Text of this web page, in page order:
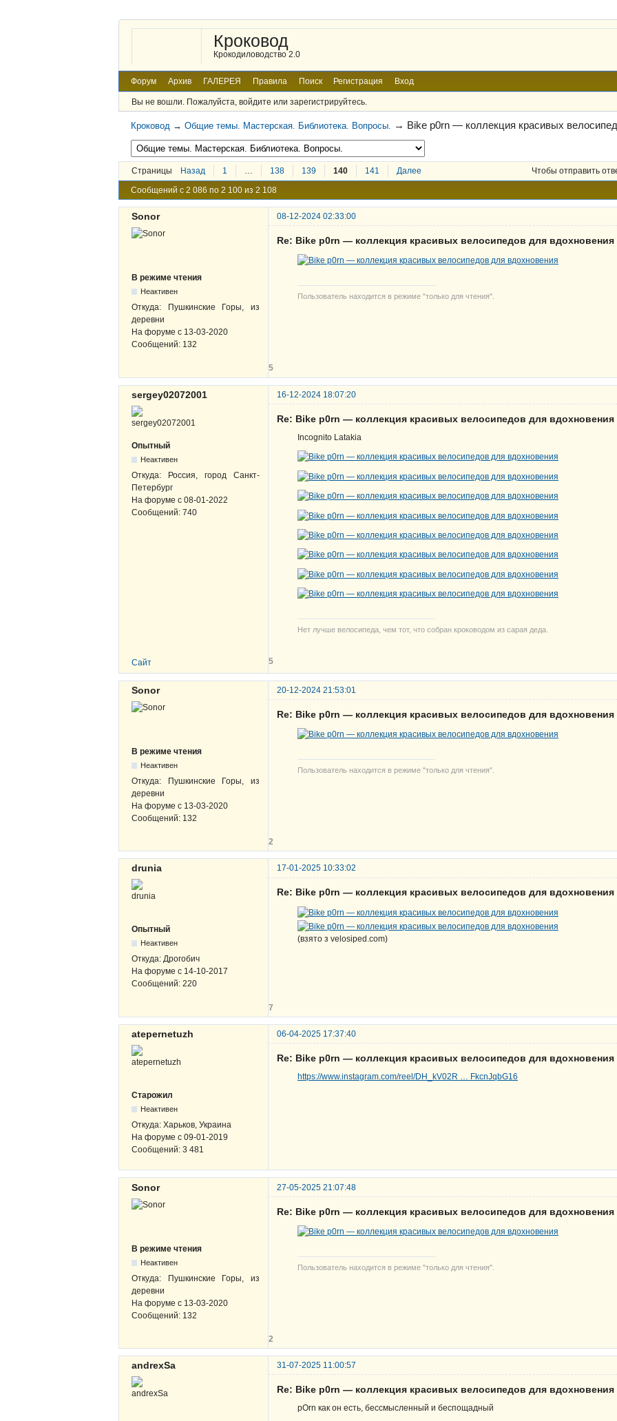
Кроковод
Крокодиловодство 2.0
Форум Архив ГАЛЕРЕЯ Правила Поиск Регистрация Вход
Вы не вошли. Пожалуйста, войдите или зарегистрируйтесь.
Кроковод →Общие темы. Мастерская. Библиотека. Вопросы. → Bike р0rn — коллекция красивых
Страницы Назад 1 … 138 139 140 141 Далее Чтобы отправить
Сообщений с 2 086 по 2 100 из 2 108
Sonor 08-12-2024 02:33:00
В режиме чтения
Неактивен
Откуда:
Пушкинские Горы, из
деревни
На форуме с 13-03-2020
Сообщений: 132
Re: Bike р0rn — коллекция красивых велосипедов для вдохновения
Пользователь находится в режиме "только для чтения".
5
sergey02072001 16-12-2024 18:07:20
Опытный
Неактивен
Откуда: Россия, город Санкт-
Петербург
На форуме с 08-01-2022
Сообщений: 740
Re: Bike р0rn — коллекция красивых велосипедов для вдохновения
Incognito Latakia
Нет лучше велосипеда, чем тот, что собран кроководом из сарая деда.
Сайт 5
Sonor 20-12-2024 21:53:01
В режиме чтения
Неактивен
Откуда: Пушкинские Горы, из
деревни
На форуме с 13-03-2020
Сообщений: 132
Re: Bike р0rn — коллекция красивых велосипедов для вдохновения
Пользователь находится в режиме "только для чтения".
2
drunia 17-01-2025 10:33:02
Опытный
Неактивен
Откуда: Дрогобич
На форуме с 14-10-2017
Сообщений: 220
Re: Bike р0rn — коллекция красивых велосипедов для вдохновения
(взято з velosiped.com)
7
atepernetuzh 06-04-2025 17:37:40
Старожил
Неактивен
Откуда: Харьков, Украина
На форуме с 09-01-2019
Сообщений: 3 481
Re: Bike р0rn — коллекция красивых велосипедов для вдохновения
https://www.instagram.com/reel/DH_kV02R … FkcnJqbG16
Sonor 27-05-2025 21:07:48
В режиме чтения
Неактивен
Откуда: Пушкинские Горы, из
деревни
На форуме с 13-03-2020
Сообщений: 132
Re: Bike р0rn — коллекция красивых велосипедов для вдохновения
Пользователь находится в режиме "только для чтения".
2
andrexSa 31-07-2025 11:00:57
Re: Bike р0rn — коллекция красивых велосипедов для вдохновения
pOrn как он есть, бессмысленный и беспощадный